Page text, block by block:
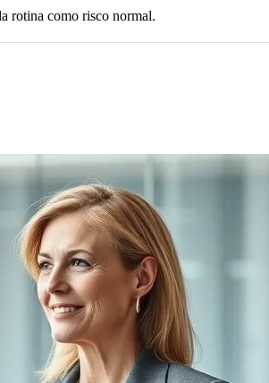
rotina como risco normal.